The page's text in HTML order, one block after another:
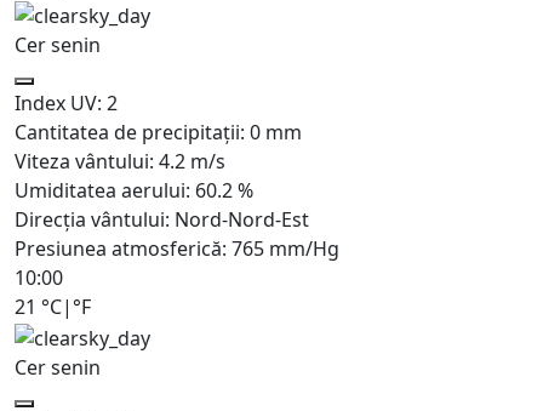
Cer senin
Index UV: 2
Cantitatea de precipitații: 0 mm
Viteza vântului: 4.2 m/s
Umiditatea aerului: 60.2%
Direcția vântului: Nord-Nord-Est
Presiunea atmosferică: 765 mm/Hg
10:00
21 °C| °F
Cer senin